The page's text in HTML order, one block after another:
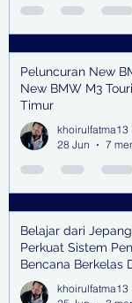
Peluncuran New
New BMW M3
Timur
khoirulfatma13
28 Jun
7
Belajar dari
Perkuat Sistem
Bencana Berkelas
khoirulfatma13